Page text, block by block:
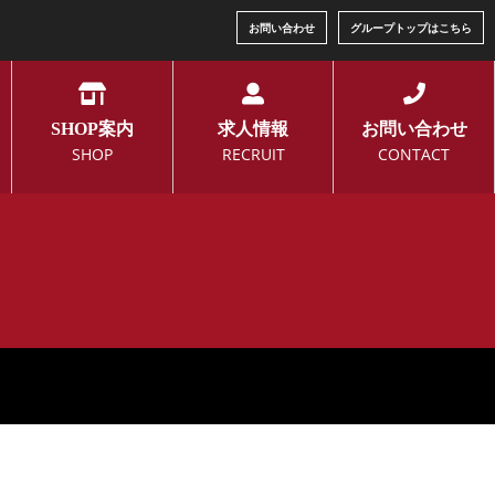
お問い合わせ グループトップはこちら
SHOP案内
SHOP
求人情報
RECRUIT
お問い合わせ
CONTACT